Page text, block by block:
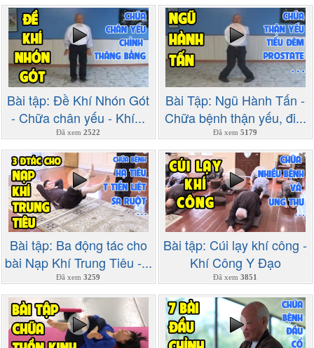
Bài tập: Đề Khí Nhón Gót
- Chữa chân yếu - Khí...
Đã xem2522
Bài Tập: Ngũ Hành Tấn -
Chữa bệnh thận yếu, đi...
Đã xem5179
Bài tập: Ba động tác cho
bài Nạp Khí Trung Tiêu -...
Đã xem3259
Bài tập: Cúi lạy khí công -
Khí Công Y Đạo
Đã xem3851